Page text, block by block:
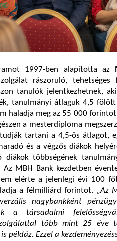
1997-ben alapította az
rászoruló,
tanulók jelentkezhetnek,
tanulmányi átlaguk 4,5
haladja meg az 55 000
a mesterdiploma
tartani a 4,5-ös átlagot,
és a végzős diákok
diákok többségének
Az MBH Bank kezdetben
elérte a jelenlegi évi 100
a félmilliárd forintot. „Az
nagybankként
a társadalmi
több mint 25 éve
példáz. Ezzel a